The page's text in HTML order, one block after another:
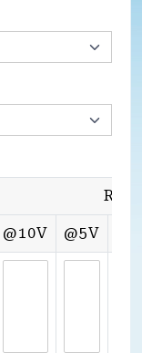
@10V @5V